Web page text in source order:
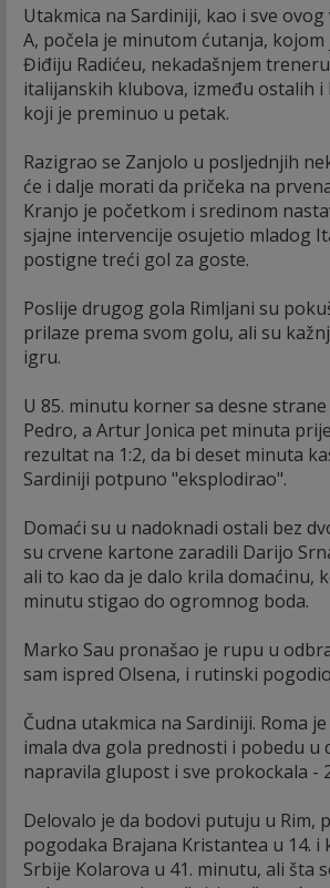
Utakmica na Sardiniji, kao i sve
A, počela je minutom ćutanja,
Điđiju Radićeu, nekadašnjem
italijanskih klubova, između ostalih i
koji je preminuo u petak.
Razigrao se Zanjolo u posljednjih
će i dalje morati da pričeka na
Kranjo je početkom i sredinom
sjajne intervencije osujetio mladog
postigne treći gol za goste.
Poslije drugog gola Rimljani su
prilaze prema svom golu, ali su
igru.
U 85. minutu korner sa desne
Pedro, a Artur Jonica pet minuta
rezultat na 1:2, da bi deset minuta
Sardiniji potpuno "eksplodirao".
Domaći su u nadoknadi ostali bez
su crvene kartone zaradili Darijo
ali to kao da je dalo krila domaćinu,
minutu stigao do ogromnog boda.
Marko Sau pronašao je rupu u
sam ispred Olsena, i rutinski
Čudna utakmica na Sardiniji. Roma
imala dva gola prednosti i pobedu u
napravila glupost i sve prokockala -
Delovalo je da bodovi putuju u Rim,
pogodaka Brajana Kristantea u 14. i
Srbije Kolarova u 41. minutu, ali šta